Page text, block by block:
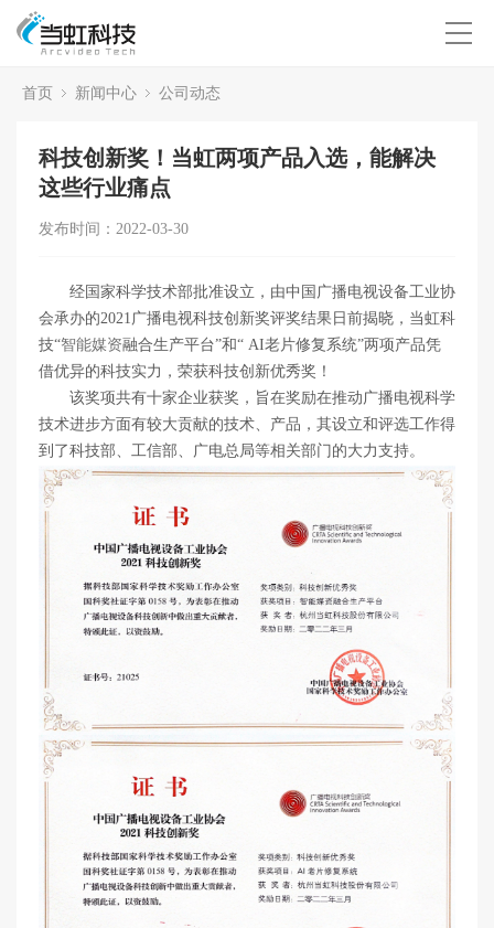
首页 新闻中心 公司动态
科技创新奖！当虹两项产品入选，能解决
这些行业痛点
发布时间：2022-03-30
经国家科学技术部批准设立，由中国广播电视设备工业协
会承办的2021广播电视科技创新奖评奖结果日前揭晓，当虹科
技“智能媒资融合生产平台”和“ AI老片修复系统”两项产品凭
借优异的科技实力，荣获科技创新优秀奖！
该奖项共有十家企业获奖，旨在奖励在推动广播电视科学
技术进步方面有较大贡献的技术、产品，其设立和评选工作得
到了科技部、工信部、广电总局等相关部门的大力支持。